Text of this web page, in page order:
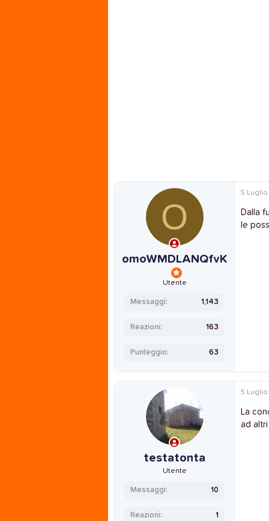
O
omoWMDLANQfvK
Utente
Messaggi 1,143
Reazioni 163
Punteggio 63
5 Luglio
Dalla
le
testatonta
Utente
Messaggi 10
Reazioni 1
5 Luglio
La
ad